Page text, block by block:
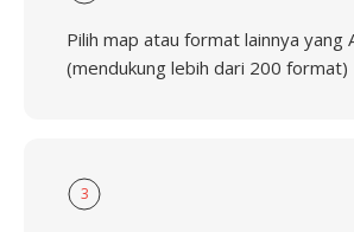
Pilih map atau format lainnya yang
(mendukung lebih dari 200 format)
3